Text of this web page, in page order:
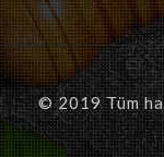
© 2019 Tüm